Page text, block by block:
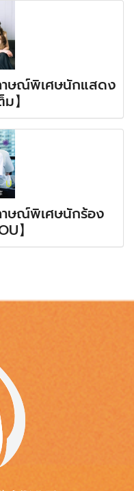
าษณ์พิเศษนักแสดง
】
าษณ์พิเศษนักร้อง
】